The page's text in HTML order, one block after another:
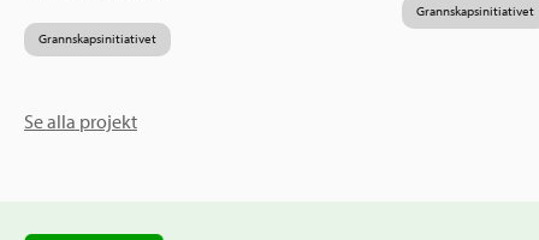
Grannskapsinitiativet
Grannskapsinitiativet
Se alla projekt